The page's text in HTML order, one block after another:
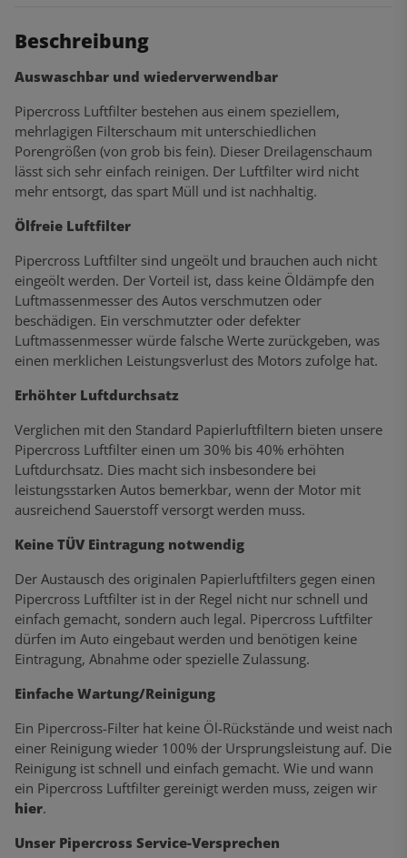
Beschreibung
Auswaschbar und wiederverwendbar
Pipercross Luftfilter bestehen aus einem speziellem,
mehrlagigen Filterschaum mit unterschiedlichen
Porengrößen (von grob bis fein). Dieser Dreilagenschaum
lässt sich sehr einfach reinigen. Der Luftfilter wird nicht
mehr entsorgt, das spart Müll und ist nachhaltig.
Ölfreie Luftfilter
Pipercross Luftfilter sind ungeölt und brauchen auch nicht
eingeölt werden. Der Vorteil ist, dass keine Öldämpfe den
Luftmassenmesser des Autos verschmutzen oder
beschädigen. Ein verschmutzter oder defekter
Luftmassenmesser würde falsche Werte zurückgeben, was
einen merklichen Leistungsverlust des Motors zufolge hat.
Erhöhter Luftdurchsatz
Verglichen mit den Standard Papierluftfiltern bieten unsere
Pipercross Luftfilter einen um 30% bis 40% erhöhten
Luftdurchsatz. Dies macht sich insbesondere bei
leistungsstarken Autos bemerkbar, wenn der Motor mit
ausreichend Sauerstoff versorgt werden muss.
Keine TÜV Eintragung notwendig
Der Austausch des originalen Papierluftfilters gegen einen
Pipercross Luftfilter ist in der Regel nicht nur schnell und
einfach gemacht, sondern auch legal. Pipercross Luftfilter
dürfen im Auto eingebaut werden und benötigen keine
Eintragung, Abnahme oder spezielle Zulassung.
Einfache Wartung/Reinigung
Ein Pipercross-Filter hat keine Öl-Rückstände und weist nach
einer Reinigung wieder 100% der Ursprungsleistung auf. Die
Reinigung ist schnell und einfach gemacht. Wie und wann
ein Pipercross Luftfilter gereinigt werden muss, zeigen wir
hier.
Unser Pipercross Service-Versprechen